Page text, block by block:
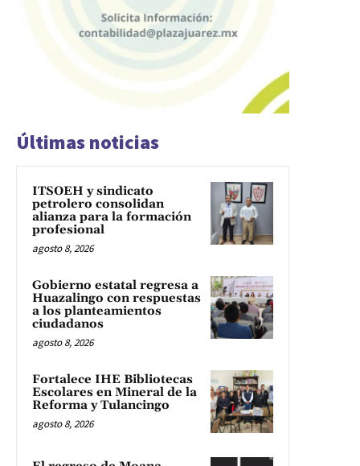
Últimas noticias
ITSOEH y sindicato
petrolero consolidan
alianza para la formación
profesional
agosto 8, 2026
Gobierno estatal regresa a
Huazalingo con respuestas
a los planteamientos
ciudadanos
agosto 8, 2026
Fortalece IHE Bibliotecas
Escolares en Mineral de la
Reforma y Tulancingo
agosto 8, 2026